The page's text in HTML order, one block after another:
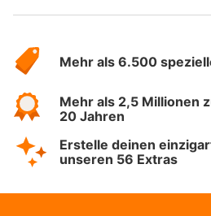
Hotelspecials
Mehr als 6.500
Mehr als 2,5 Millionen
20 Jahren
Erstelle deinen
unseren 56 Extras